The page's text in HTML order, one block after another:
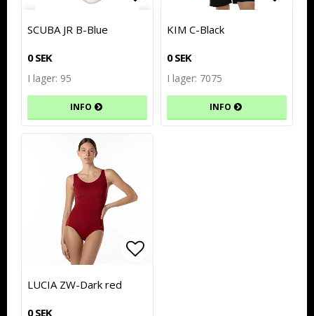
Lägg till i favoritlistan
Lägg till i favoritlistan
SCUBA JR B-Blue
0 SEK
I lager: 95
INFO
KIM C-Black
0 SEK
I lager: 7075
INFO
LUCIA ZW-Dark red
0 SEK